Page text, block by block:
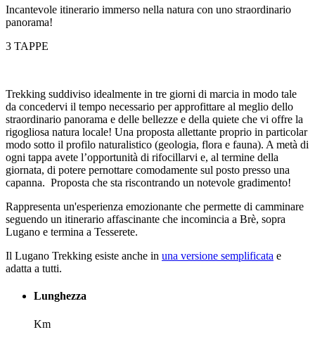
Incantevole itinerario immerso nella natura con uno straordinario
panorama!
3 TAPPE
Trekking suddiviso idealmente in tre giorni di marcia in modo tale
da concedervi il tempo necessario per approfittare al meglio dello
straordinario panorama e delle bellezze e della quiete che vi offre la
rigogliosa natura locale! Una proposta allettante proprio in particolar
modo sotto il profilo naturalistico (geologia, flora e fauna). A metà di
ogni tappa avete l’opportunità di rifocillarvi e, al termine della
giornata, di potere pernottare comodamente sul posto presso una
capanna. Proposta che sta riscontrando un notevole gradimento!
Rappresenta un'esperienza emozionante che permette di camminare
seguendo un itinerario affascinante che incomincia a Brè, sopra
Lugano e termina a Tesserete.
Il Lugano Trekking esiste anche in una versione semplificata e
adatta a tutti.
Lunghezza
Km